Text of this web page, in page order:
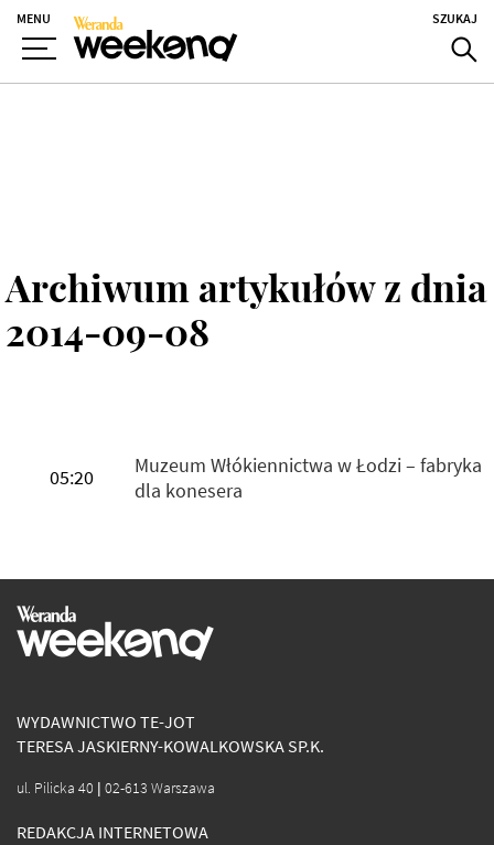
MENU SZUKAJ
Archiwum artykułów z dnia
2014-09-08
05:20
Muzeum Włókiennictwa w Łodzi – fabryka
dla konesera
WYDAWNICTWO TE-JOT
TERESA JASKIERNY-KOWALKOWSKA SP.K.
ul. Pilicka 40 | 02-613 Warszawa
REDAKCJA INTERNETOWA